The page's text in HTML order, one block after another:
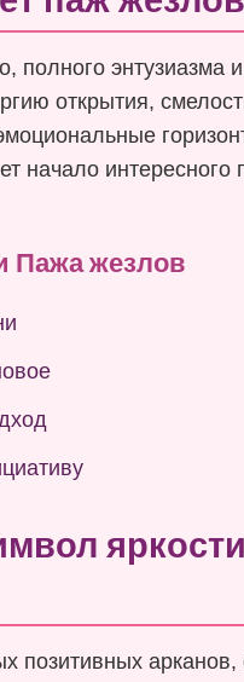
энтузиазма
открытия,
начало
Пажа жезлов
позитивных